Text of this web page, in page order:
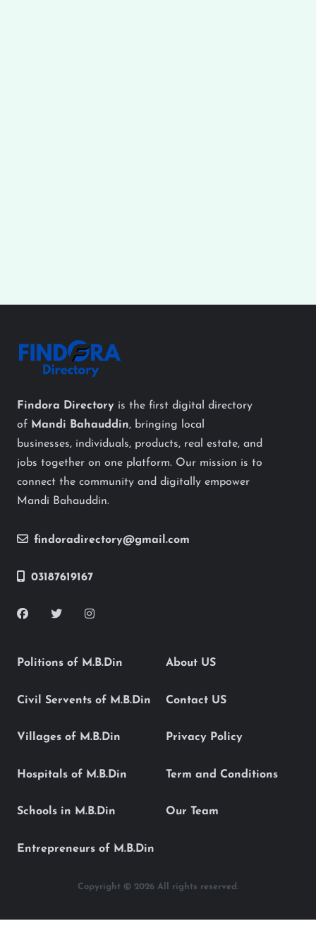
Findora Directory is the first digital directory
of Mandi Bahauddin, bringing local
businesses, individuals, products, real estate, and
jobs together on one platform. Our mission is to
connect the community and digitally empower
Mandi Bahauddin.
findoradirectory@gmail.com
03187619167
Politions of M.B.Din
Civil Servents of M.B.Din
Villages of M.B.Din
Hospitals of M.B.Din
Schools in M.B.Din
Entrepreneurs of M.B.Din
About US
Contact US
Privacy Policy
Term and Conditions
Our Team
Copyright © 2026 All rights reserved.